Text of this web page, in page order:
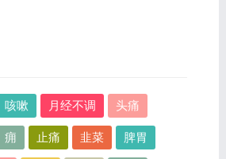
咳嗽 月经不调 头痛
痈 止痛 韭菜 脾胃